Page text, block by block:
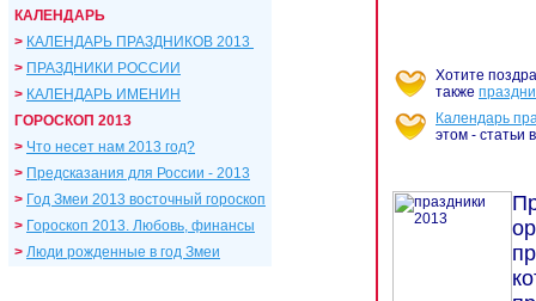
КАЛЕНДАРЬ
> КАЛЕНДАРЬ ПРАЗДНИКОВ 2013
> ПРАЗДНИКИ РОССИИ
> КАЛЕНДАРЬ ИМЕНИН
ГОРОСКОП 2013
> Что несет нам 2013 год?
> Предсказания для России - 2013
> Год Змеи 2013 восточный гороскоп
> Гороскоп 2013. Любовь, финансы
> Люди рожденные в год Змеи
Хотите
также
Календарь
этом - статьи